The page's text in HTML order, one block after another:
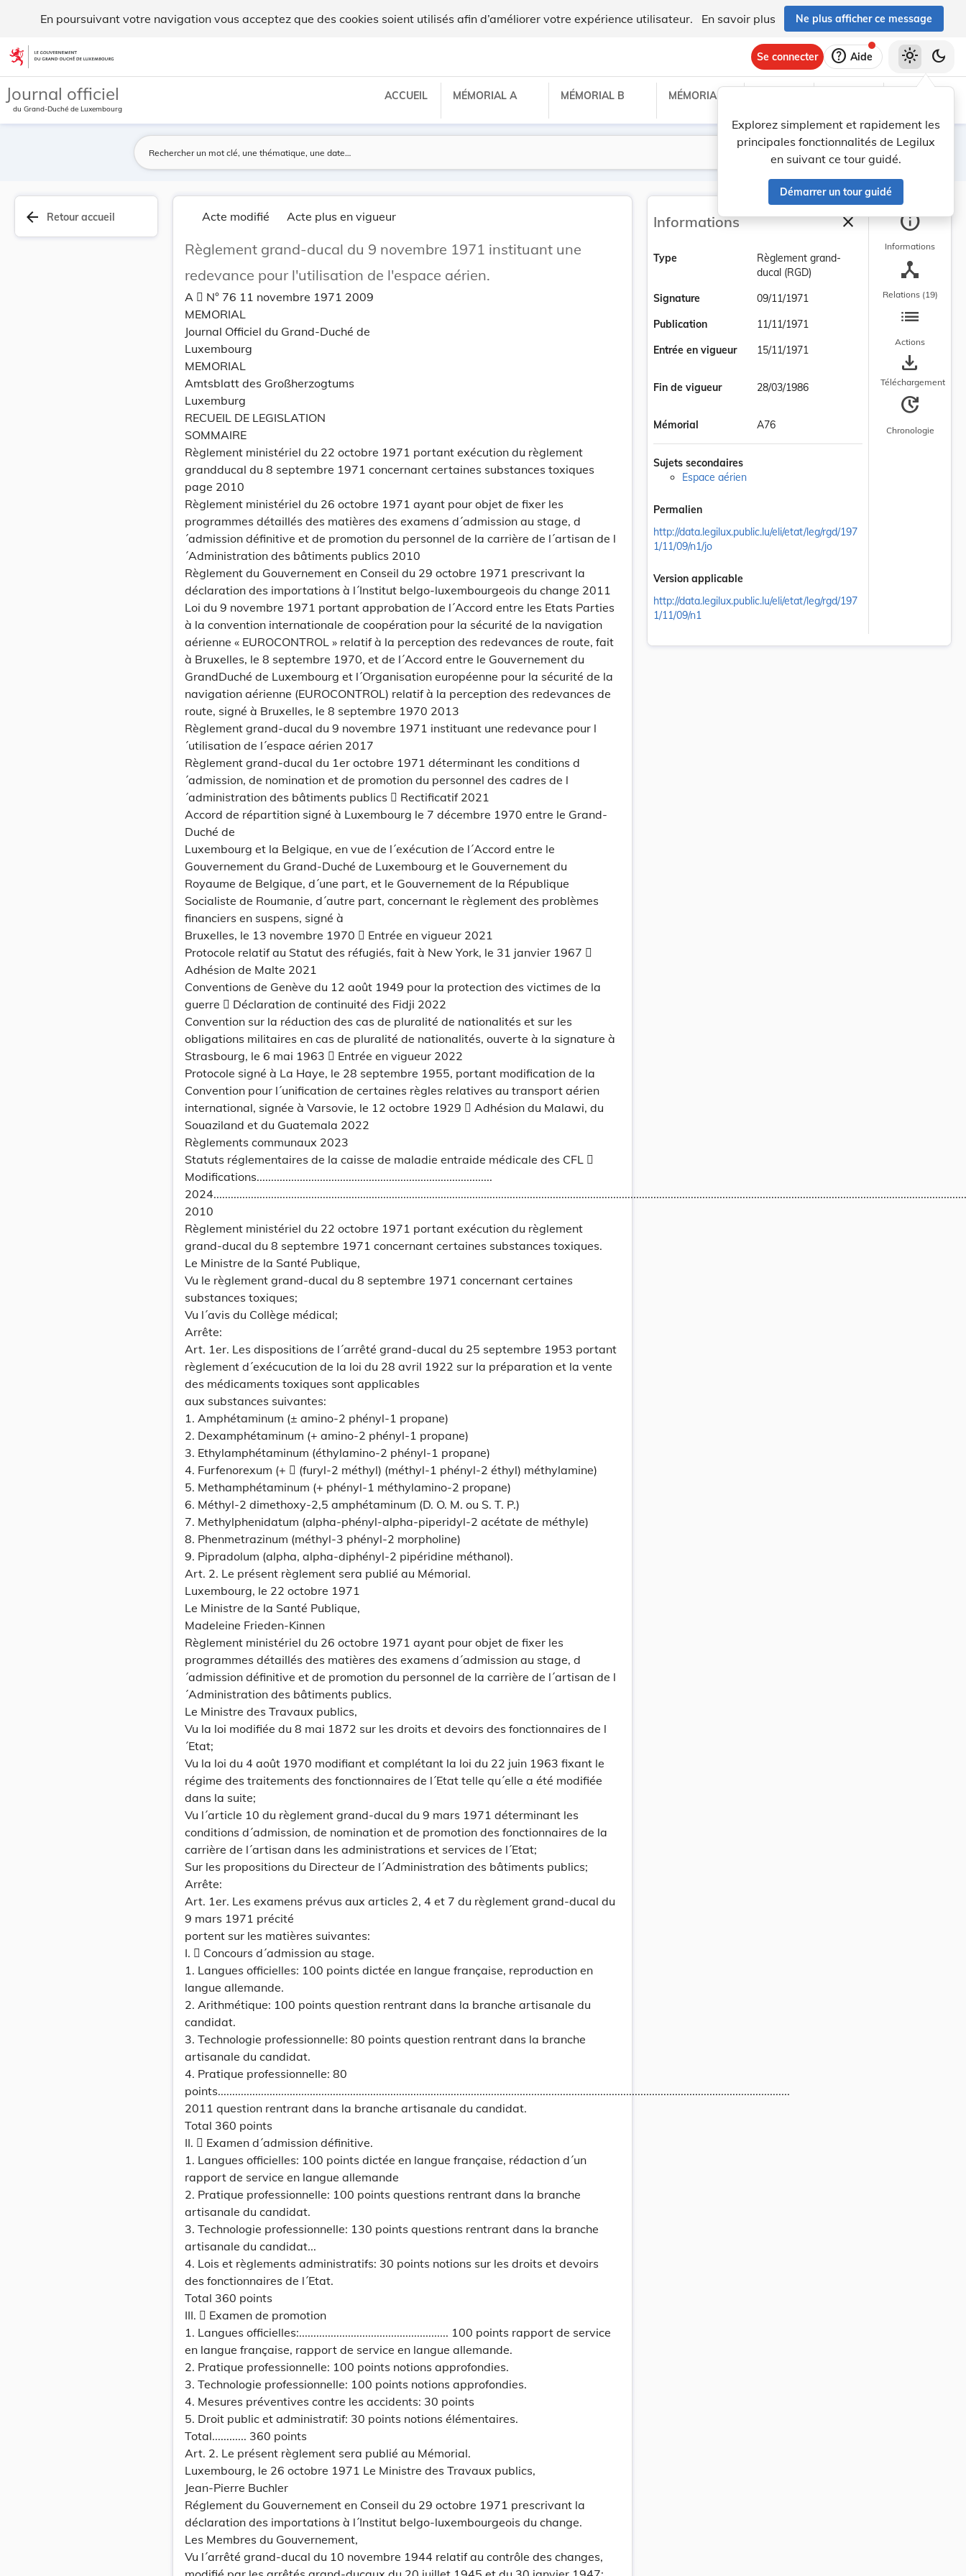
En poursuivant votre navigation vous acceptez que des cookies soient utilisés afin d’améliorer votre expérience utilisateur. En savoir plus Ne plus afficher ce message
Aller au contenu
Se connecter help Aide
Explorez simplement et rapidement les
principales fonctionnalités de Legilux
en suivant ce tour guidé.
Démarrer un tour guidé
light_mode dark_mode
Journal officiel
du Grand-Duché de Luxembourg
ACCUEIL MÉMORIAL A MÉMORIAL B MÉMORIAL C
Lancer la recherche
Filtres
arrow_back Retour accueil Acte modifié Acte plus en vigueur
Règlement grand-ducal du 9 novembre 1971 instituant une
redevance pour l'utilisation de l'espace aérien.
A  N° 76 11 novembre 1971 2009
MEMORIAL
Journal Officiel du Grand-Duché de
Luxembourg
MEMORIAL
Amtsblatt des Großherzogtums
Luxemburg
RECUEIL DE LEGISLATION
SOMMAIRE
Règlement ministériel du 22 octobre 1971 portant exécution du règlement
grandducal du 8 septembre 1971 concernant certaines substances toxiques
page 2010
Règlement ministériel du 26 octobre 1971 ayant pour objet de fixer les
programmes détaillés des matières des examens d´admission au stage, d
´admission définitive et de promotion du personnel de la carrière de l´artisan de l
´Administration des bâtiments publics 2010
Règlement du Gouvernement en Conseil du 29 octobre 1971 prescrivant la
déclaration des importations à l´Institut belgo-luxembourgeois du change 2011
Loi du 9 novembre 1971 portant approbation de l´Accord entre les Etats Parties
à la convention internationale de coopération pour la sécurité de la navigation
aérienne « EUROCONTROL » relatif à la perception des redevances de route, fait
à Bruxelles, le 8 septembre 1970, et de l´Accord entre le Gouvernement du
GrandDuché de Luxembourg et l´Organisation européenne pour la sécurité de la
navigation aérienne (EUROCONTROL) relatif à la perception des redevances de
route, signé à Bruxelles, le 8 septembre 1970 2013
Règlement grand-ducal du 9 novembre 1971 instituant une redevance pour l
´utilisation de l´espace aérien 2017
Règlement grand-ducal du 1er octobre 1971 déterminant les conditions d
´admission, de nomination et de promotion du personnel des cadres de l
´administration des bâtiments publics  Rectificatif 2021
Accord de répartition signé à Luxembourg le 7 décembre 1970 entre le Grand-
Duché de
Luxembourg et la Belgique, en vue de l´exécution de l´Accord entre le
Gouvernement du Grand-Duché de Luxembourg et le Gouvernement du
Royaume de Belgique, d´une part, et le Gouvernement de la République
Socialiste de Roumanie, d´autre part, concernant le règlement des problèmes
financiers en suspens, signé à
Bruxelles, le 13 novembre 1970  Entrée en vigueur 2021
Protocole relatif au Statut des réfugiés, fait à New York, le 31 janvier 1967 
Adhésion de Malte 2021
Conventions de Genève du 12 août 1949 pour la protection des victimes de la
guerre  Déclaration de continuité des Fidji 2022
Convention sur la réduction des cas de pluralité de nationalités et sur les
obligations militaires en cas de pluralité de nationalités, ouverte à la signature à
Strasbourg, le 6 mai 1963  Entrée en vigueur 2022
Protocole signé à La Haye, le 28 septembre 1955, portant modification de la
Convention pour l´unification de certaines règles relatives au transport aérien
international, signée à Varsovie, le 12 octobre 1929  Adhésion du Malawi, du
Souaziland et du Guatemala 2022
Règlements communaux 2023
Statuts réglementaires de la caisse de maladie entraide médicale des CFL 
Modifications..................................................................................
2010
Règlement ministériel du 22 octobre 1971 portant exécution du règlement
grand-ducal du 8 septembre 1971 concernant certaines substances toxiques.
Le Ministre de la Santé Publique,
Vu le règlement grand-ducal du 8 septembre 1971 concernant certaines
substances toxiques;
Vu l´avis du Collège médical;
Arrête:
Art. 1er. Les dispositions de l´arrêté grand-ducal du 25 septembre 1953 portant
règlement d´exécucution de la loi du 28 avril 1922 sur la préparation et la vente
des médicaments toxiques sont applicables
aux substances suivantes:
1. Amphétaminum (± amino-2 phényl-1 propane)
2. Dexamphétaminum (+ amino-2 phényl-1 propane)
3. Ethylamphétaminum (éthylamino-2 phényl-1 propane)
4. Furfenorexum (+  (furyl-2 méthyl) (méthyl-1 phényl-2 éthyl) méthylamine)
5. Methamphétaminum (+ phényl-1 méthylamino-2 propane)
6. Méthyl-2 dimethoxy-2,5 amphétaminum (D. O. M. ou S. T. P.)
7. Methylphenidatum (alpha-phényl-alpha-piperidyl-2 acétate de méthyle)
8. Phenmetrazinum (méthyl-3 phényl-2 morpholine)
9. Pipradolum (alpha, alpha-diphényl-2 pipéridine méthanol).
Art. 2. Le présent règlement sera publié au Mémorial.
Luxembourg, le 22 octobre 1971
Le Ministre de la Santé Publique,
Madeleine Frieden-Kinnen
Règlement ministériel du 26 octobre 1971 ayant pour objet de fixer les
programmes détaillés des matières des examens d´admission au stage, d
´admission définitive et de promotion du personnel de la carrière de l´artisan de l
´Administration des bâtiments publics.
Le Ministre des Travaux publics,
Vu la loi modifiée du 8 mai 1872 sur les droits et devoirs des fonctionnaires de l
´Etat;
Vu la loi du 4 août 1970 modifiant et complétant la loi du 22 juin 1963 fixant le
régime des traitements des fonctionnaires de l´Etat telle qu´elle a été modifiée
dans la suite;
Vu l´article 10 du règlement grand-ducal du 9 mars 1971 déterminant les
conditions d´admission, de nomination et de promotion des fonctionnaires de la
carrière de l´artisan dans les administrations et services de l´Etat;
Sur les propositions du Directeur de l´Administration des bâtiments publics;
Arrête:
Art. 1er. Les examens prévus aux articles 2, 4 et 7 du règlement grand-ducal du
9 mars 1971 précité
portent sur les matières suivantes:
I.  Concours d´admission au stage.
1. Langues officielles: 100 points dictée en langue française, reproduction en
langue allemande.
2. Arithmétique: 100 points question rentrant dans la branche artisanale du
candidat.
3. Technologie professionnelle: 80 points question rentrant dans la branche
artisanale du candidat.
4. Pratique professionnelle: 80
points.......................................................................................................................................................................................................
2011 question rentrant dans la branche artisanale du candidat.
Total 360 points
II.  Examen d´admission définitive.
1. Langues officielles: 100 points dictée en langue française, rédaction d´un
rapport de service en langue allemande
2. Pratique professionnelle: 100 points questions rentrant dans la branche
artisanale du candidat.
3. Technologie professionnelle: 130 points questions rentrant dans la branche
artisanale du candidat...
4. Lois et règlements administratifs: 30 points notions sur les droits et devoirs
des fonctionnaires de l´Etat.
Total 360 points
III.  Examen de promotion
1. Langues officielles:.................................................... 100 points rapport de service
en langue française, rapport de service en langue allemande.
2. Pratique professionnelle: 100 points notions approfondies.
3. Technologie professionnelle: 100 points notions approfondies.
4. Mesures préventives contre les accidents: 30 points
5. Droit public et administratif: 30 points notions élémentaires.
Total............ 360 points
Art. 2. Le présent règlement sera publié au Mémorial.
Luxembourg, le 26 octobre 1971 Le Ministre des Travaux publics,
Jean-Pierre Buchler
Réglement du Gouvernement en Conseil du 29 octobre 1971 prescrivant la
déclaration des importations à l´Institut belgo-luxembourgeois du change.
Les Membres du Gouvernement,
Vu l´arrêté grand-ducal du 10 novembre 1944 relatif au contrôle des changes,
Informations closeFermer la barre
Type
Règlement grand-
ducal (RGD)
Signature
09/11/1971
Publication
11/11/1971
Entrée en vigueur
15/11/1971
Fin de vigueur 28/03/1986
Mémorial A76
Sujets secondaires
Espace aérien
Permalien
http://data.legilux.public.lu/eli/etat/leg/rgd/197
1/11/09/n1/jo
Version applicable
http://data.legilux.public.lu/eli/etat/leg/rgd/197
1/11/09/n1
info
Informations
device_hub
Relations (19)
list
Actions
save_alt
Téléchargement
update
Chronologie